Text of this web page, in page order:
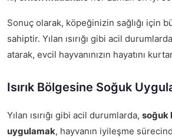
Sonuç olarak, köpeğinizin sağlığı için
sahiptir. Yılan ısırığı gibi acil
atarak, evcil hayvanınızın hayatını
Isırık Bölgesine Soğuk
Yılan ısırığı gibi acil durumlarda, soğuk
uygulamak, hayvanın iyileşme